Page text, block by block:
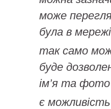
може
була в
так само
буде
ім’я та
є